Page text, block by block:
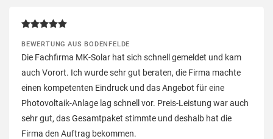
BEWERTUNG AUS BODENFELDE
Die Fachfirma MK-Solar hat sich schnell gemeldet und kam
auch Vorort. Ich wurde sehr gut beraten, die Firma machte
einen kompetenten Eindruck und das Angebot für eine
Photovoltaik-Anlage lag schnell vor. Preis-Leistung war auch
sehr gut, das Gesamtpaket stimmte und deshalb hat die
Firma den Auftrag bekommen.